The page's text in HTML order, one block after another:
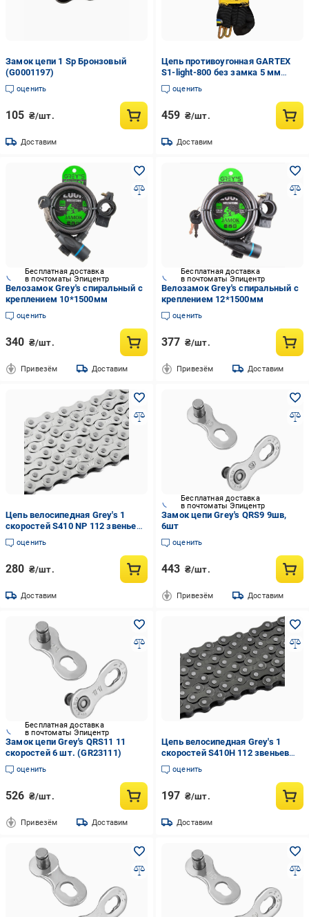
Замок цепи 1 Sp Бронзовый
(G0001197)
оценить
105 ₴/шт.
Доставим
Цепь противоугонная GARTEX
S1-light-800 без замка 5 мм
(1913682653)
оценить
459 ₴/шт.
Доставим
Бесплатная доставка
в почтоматы Эпицентр
Велозамок Grey's спиральный с
креплением 10*1500мм
оценить
340 ₴/шт.
Привезём Доставим
Бесплатная доставка
в почтоматы Эпицентр
Велозамок Grey's спиральный с
креплением 12*1500мм
оценить
377 ₴/шт.
Привезём Доставим
Цепь велосипедная Grey's 1
скоростей S410 NP 112 звеньев
Silver (GR24010)
оценить
280 ₴/шт.
Доставим
Бесплатная доставка
в почтоматы Эпицентр
Замок цепи Grey's QRS9 9шв,
6шт
оценить
443 ₴/шт.
Привезём Доставим
Бесплатная доставка
в почтоматы Эпицентр
Замок цепи Grey's QRS11 11
скоростей 6 шт. (GR23111)
оценить
526 ₴/шт.
Привезём Доставим
Цепь велосипедная Grey's 1
скоростей S410H 112 звеньев
Brown/Brown (GR24040)
оценить
197 ₴/шт.
Доставим